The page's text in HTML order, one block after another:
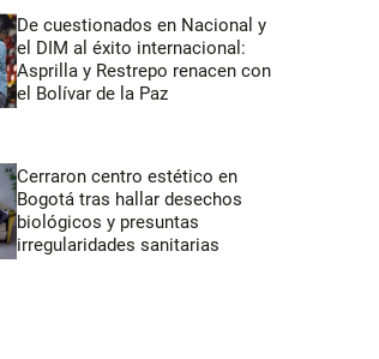
De cuestionados en Nacional y
el DIM al éxito internacional:
Asprilla y Restrepo renacen con
el Bolívar de la Paz
Cerraron centro estético en
Bogotá tras hallar desechos
biológicos y presuntas
irregularidades sanitarias